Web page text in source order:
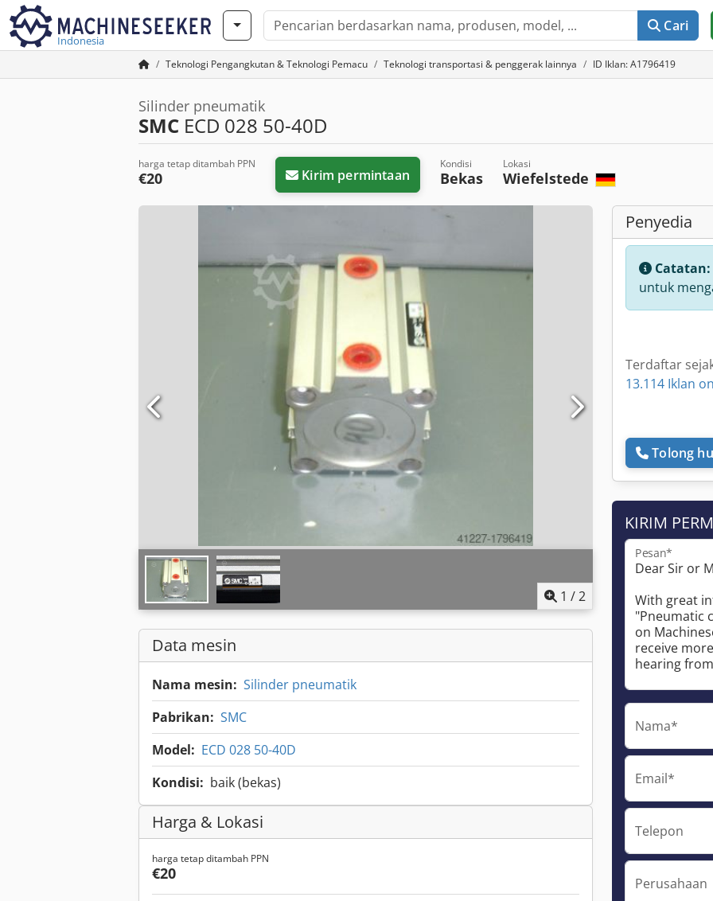
Indonesia
Cari
Teknologi Pengangkutan & Teknologi Pemacu Teknologi transportasi & penggerak lainnya ID Iklan: A1796419
Silinder pneumatik
SMC ECD 028 50-40D
harga tetap ditambah PPN
€20 Kirim permintaan
Kondisi
Bekas
Lokasi
Wiefelstede
1 /2
Data mesin
Nama mesin: Silinder pneumatik
Pabrikan: SMC
Model: ECD 028 50-40D
Kondisi: baik (bekas)
Harga & Lokasi
harga tetap ditambah PPN
€20
Penyedia
Catatan:
untuk
Terdaftar
13.114 Iklan
Tolong
KIRIM
Pesan*
Nama*
Email*
Telepon
Perusahaan